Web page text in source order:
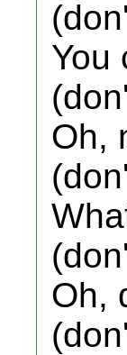
You
Oh,
Oh,